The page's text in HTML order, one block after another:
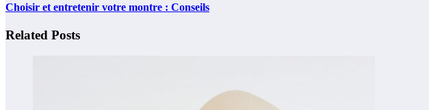
Choisir et entretenir votre montre : Conseils
Related Posts